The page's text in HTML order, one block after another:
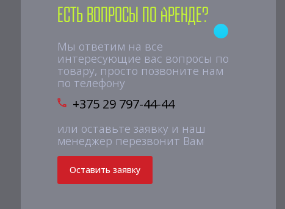
Есть вопросы по аренде?
Мы ответим на все
интересующие вас вопросы по
товару, просто позвоните нам
по телефону
+375 29 797-44-44
или оставьте заявку и наш
менеджер перезвонит Вам
Оставить заявку